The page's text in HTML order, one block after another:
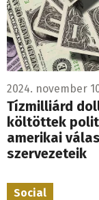
2024. november
Tízmilliárd
költöttek
amerikai
szervezeteik
Social